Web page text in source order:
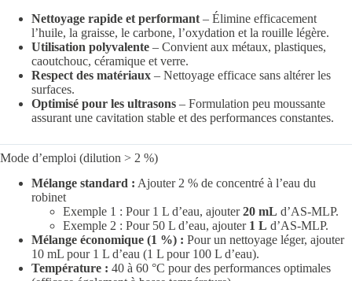
Nettoyage rapide et performant – Élimine efficacement
l’huile, la graisse, le carbone, l’oxydation et la rouille légère.
Utilisation polyvalente – Convient aux métaux, plastiques,
caoutchouc, céramique et verre.
Respect des matériaux – Nettoyage efficace sans altérer les
surfaces.
Optimisé pour les ultrasons – Formulation peu moussante
assurant une cavitation stable et des performances constantes.
Mode d’emploi (dilution > 2 %)
Mélange standard : Ajouter 2 % de concentré à l’eau du
robinet
Exemple 1 : Pour 1 L d’eau, ajouter20 mL d’AS-MLP.
Exemple 2 : Pour 50 L d’eau, ajouter 1 L d’AS-MLP.
Mélange économique (1 %) : Pour un nettoyage léger, ajouter
10 mL pour 1 L d’eau (1 L pour 100 L d’eau).
Température : 40 à 60 °C pour des performances optimales